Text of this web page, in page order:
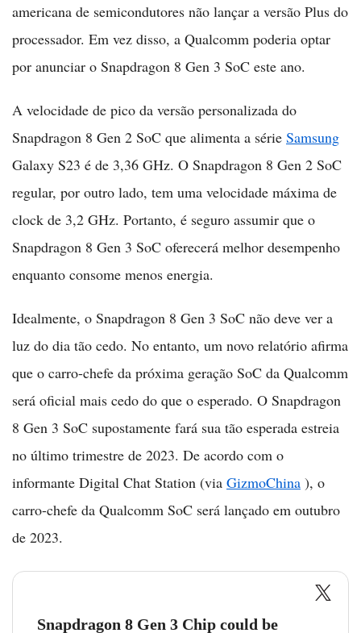
americana de semicondutores não lançar a versão Plus do
processador. Em vez disso, a Qualcomm poderia optar
por anunciar o Snapdragon 8 Gen 3 SoC este ano.
A velocidade de pico da versão personalizada do
Snapdragon 8 Gen 2 SoC que alimenta a série Samsung
Galaxy S23 é de 3,36 GHz. O Snapdragon 8 Gen 2 SoC
regular, por outro lado, tem uma velocidade máxima de
clock de 3,2 GHz. Portanto, é seguro assumir que o
Snapdragon 8 Gen 3 SoC oferecerá melhor desempenho
enquanto consome menos energia.
Idealmente, o Snapdragon 8 Gen 3 SoC não deve ver a
luz do dia tão cedo. No entanto, um novo relatório afirma
que o carro-chefe da próxima geração SoC da Qualcomm
será oficial mais cedo do que o esperado. O Snapdragon
8 Gen 3 SoC supostamente fará sua tão esperada estreia
no último trimestre de 2023. De acordo com o
informante Digital Chat Station (via GizmoChina ), o
carro-chefe da Qualcomm SoC será lançado em outubro
de 2023.
Snapdragon 8 Gen 3 Chip could be